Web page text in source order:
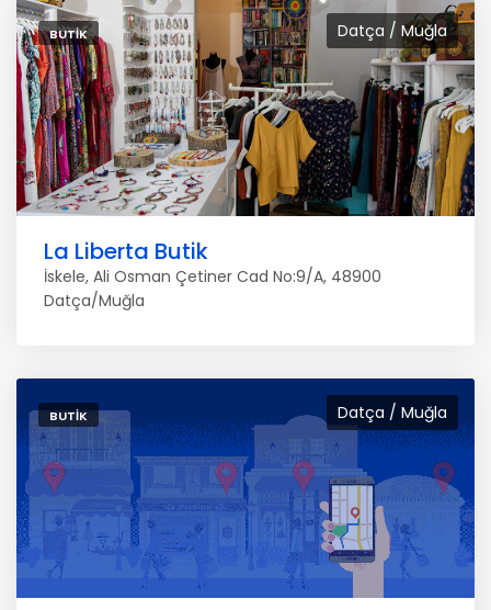
Datça / Muğla
BUTIK
La Liberta Butik
İskele, Ali Osman Çetiner Cad No:9/A, 48900
Datça/Muğla
Datça / Muğla
BUTIK